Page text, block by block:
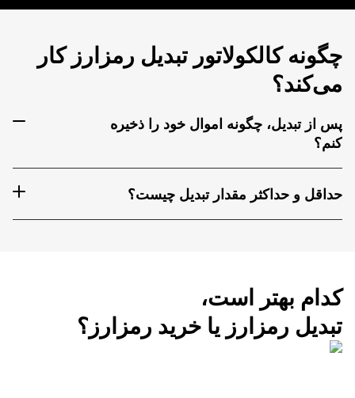
چگونه کالکولاتور تبدیل رمزارز کار
می‌کند؟
پس از تبدیل، چگونه اموال خود را ذخیره
کنم؟
حداقل و حداکثر مقدار تبدیل چیست؟
کدام بهتر است،
تبدیل رمزارز یا خرید رمزارز؟